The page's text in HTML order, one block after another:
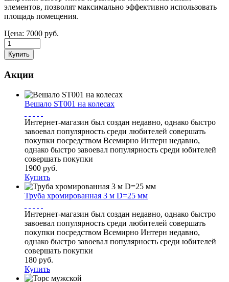
элементов, позволят максимально эффективно использовать
площадь помещения.
Цена: 7000 руб.
Акции
Вешало ST001 на колесах
Интернет-магазин был создан недавно, однако быстро
завоевал популярность среди любителей совершать
покупки посредством Всемирно Интерн недавно,
однако быстро завоевал популярность среди юбителей
совершать покупки
1900 руб.
Купить
Труба хромированная 3 м D=25 мм
Интернет-магазин был создан недавно, однако быстро
завоевал популярность среди любителей совершать
покупки посредством Всемирно Интерн недавно,
однако быстро завоевал популярность среди юбителей
совершать покупки
180 руб.
Купить